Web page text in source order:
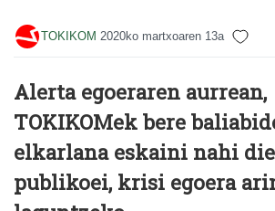
TOKIKOM 2020ko martxoaren 13a
Alerta egoeraren aurrean,
TOKIKOMek bere
elkarlana eskaini nahi
publikoei, krisi egoera